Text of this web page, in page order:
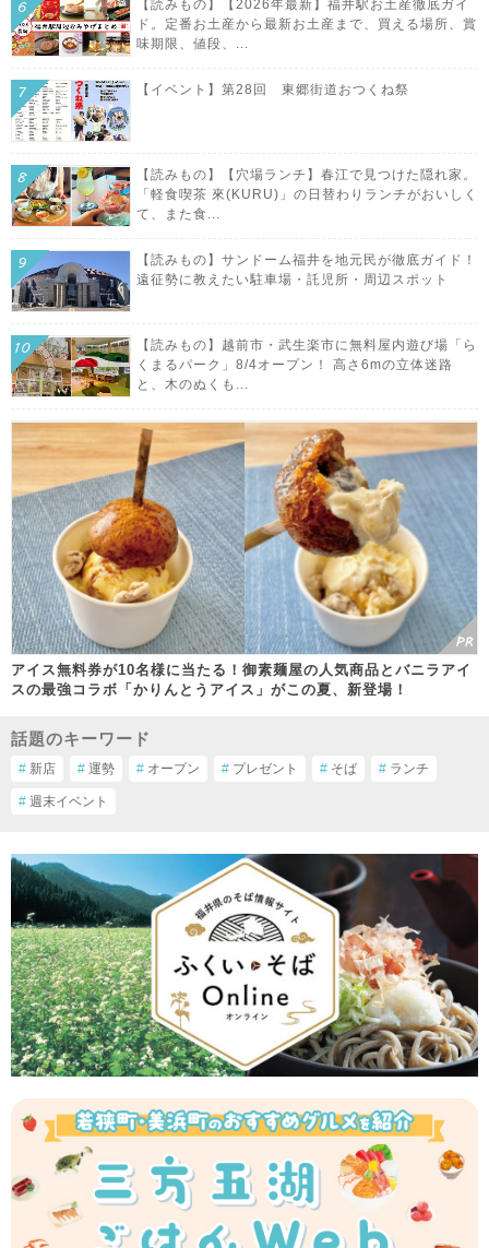
【読みもの】【2026年最新】福井駅お土産徹底ガイ
ド。定番お土産から最新お土産まで、買える場所、賞
味期限、値段、...
【イベント】第28回 東郷街道おつくね祭
【読みもの】【穴場ランチ】春江で見つけた隠れ家。
「軽食喫茶 來(KURU)」の日替わりランチがおいしく
て、また食...
【読みもの】サンドーム福井を地元民が徹底ガイド！
遠征勢に教えたい駐車場・託児所・周辺スポット
【読みもの】越前市・武生楽市に無料屋内遊び場「ら
くまるパーク」8/4オープン！ 高さ6mの立体迷路
と、木のぬくも...
アイス無料券が10名様に当たる！御素麺屋の人気商品とバニラアイ
スの最強コラボ「かりんとうアイス」がこの夏、新登場！
話題のキーワード
# 新店 # 運勢 # オープン # プレゼント # そば # ランチ
# 週末イベント